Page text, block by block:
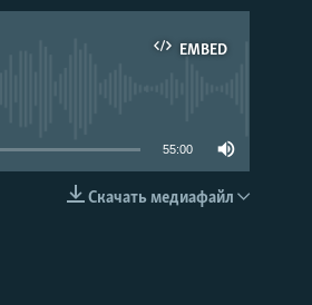
EMBED
EMBED
55:00
Скачать медиафайл